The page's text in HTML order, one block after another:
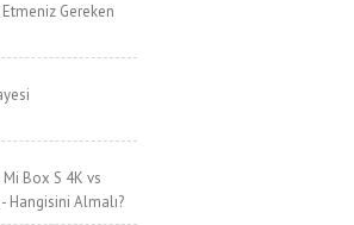
Gereken
Box S 4K vs
Hangisini Almalı?